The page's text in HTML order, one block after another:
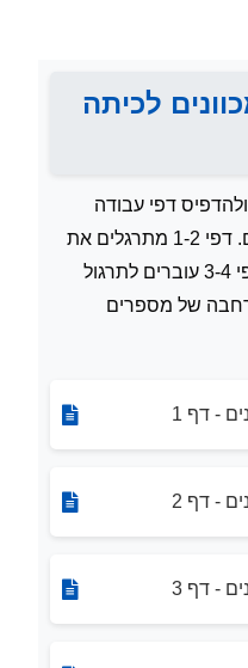
לכיתה
דפי עבודה
לתרגול והבנת מספרים מכוונים. דפי 1-2 מתרגלים את
חוקי החיבור והחיסור ואילו בדפי 3-4 עוברים לתרגול
רחבה של מספרים
- דף 1
- דף 2
- דף 3